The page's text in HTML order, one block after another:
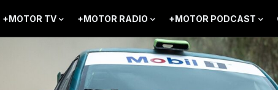
+MOTOR TV +MOTOR RADIO +MOTOR PODCAST